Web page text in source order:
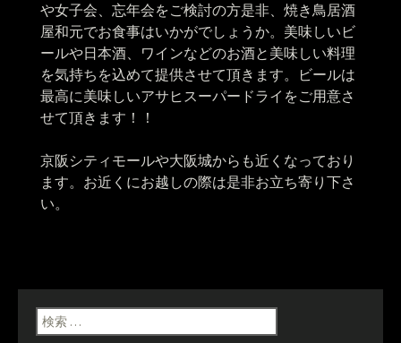
や女子会、忘年会をご検討の方是非、焼き鳥居酒
屋和元でお食事はいかがでしょうか。美味しいビ
ールや日本酒、ワインなどのお酒と美味しい料理
を気持ちを込めて提供させて頂きます。ビールは
最高に美味しいアサヒスーパードライをご用意さ
せて頂きます！！
京阪シティモールや大阪城からも近くなっており
ます。お近くにお越しの際は是非お立ち寄り下さ
い。
検索: